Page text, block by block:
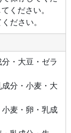
ください。
ださい。
・大豆・ゼラ
分・小麦・大
麦・卵・乳成